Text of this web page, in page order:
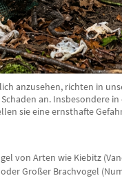
anzusehen, richten in
an. Insbesondere
sie eine ernsthafte
von Arten wie Kiebitz
Großer Brachvogel